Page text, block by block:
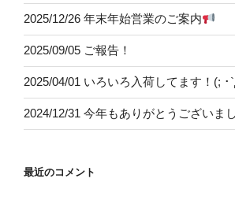
2025/12/26 年末年始営業のご案内
2025/09/05 ご報告！
2025/04/01 いろいろ入荷してます！(; ･
2024/12/31 今年もありがとうございま
最近のコメント